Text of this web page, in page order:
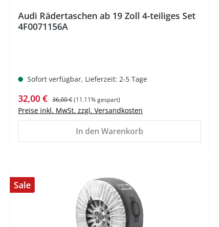
Audi Rädertaschen ab 19 Zoll 4-teiliges Set
4F0071156A
Sofort verfügbar, Lieferzeit: 2-5 Tage
Verkaufspreis:
32,00 € Regulärer Preis:
36,00 €(11.11% gespart)
Preise inkl. MwSt. zzgl. Versandkosten
In den Warenkorb
Sale